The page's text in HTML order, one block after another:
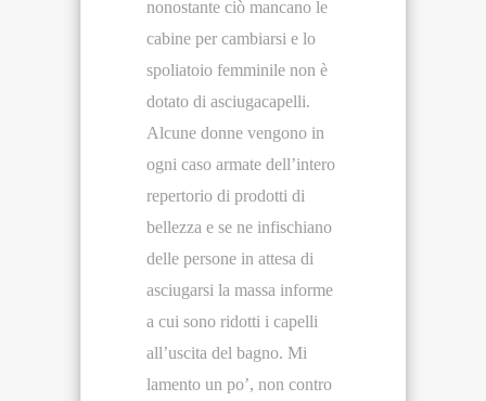
nonostante ciò mancano le
cabine per cambiarsi e lo
spoliatoio femminile non è
dotato di asciugacapelli.
Alcune donne vengono in
ogni caso armate dell’intero
repertorio di prodotti di
bellezza e se ne infischiano
delle persone in attesa di
asciugarsi la massa informe
a cui sono ridotti i capelli
all’uscita del bagno. Mi
lamento un po’, non contro